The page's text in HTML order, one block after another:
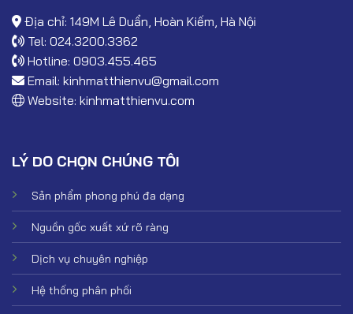
Địa chỉ: 149M Lê Duẩn, Hoàn Kiếm, Hà Nội
Tel: 024.3200.3362
Hotline: 0903.455.465
Email: kinhmatthienvu@gmail.com
Website: kinhmatthienvu.com
LÝ DO CHỌN CHÚNG TÔI
Sản phẩm phong phú đa dạng
Nguồn gốc xuất xứ rõ ràng
Dịch vụ chuyên nghiệp
Hệ thống phân phối